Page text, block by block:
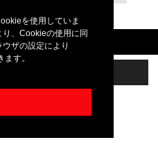
を使用していま
、Cookieの使用に同
ザの設定により
す。
つなぐ本舗